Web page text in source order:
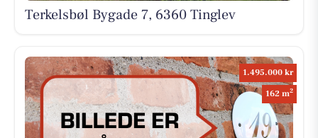
Terkelsbøl Bygade 7, 6360 Tinglev
1.495.000 kr
162 m2